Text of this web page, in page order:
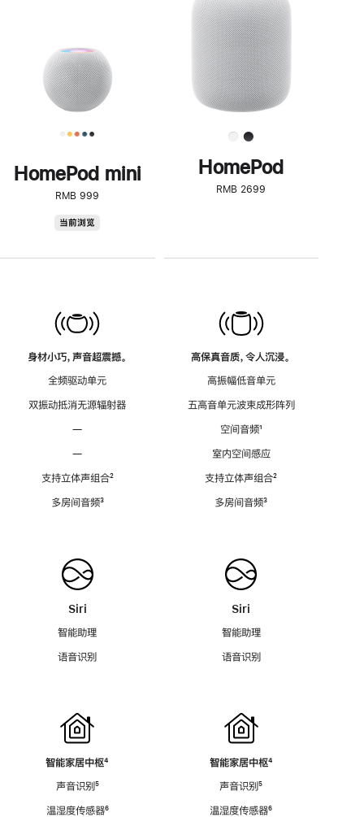
HomePod mini
RMB 999
当前浏览
身材小巧，声音超震撼。
全频驱动单元
双振动抵消无源辐射器
—
—
支持立体声组合脚
²
多房间音频脚
³
Siri
智能助理
语音识别
智能家居中枢脚
⁴
声音识别脚
⁵
温湿度传感器脚
⁶
了
解
HomePod<
HomePod
RMB 2699
高保真音质，令人沉浸。
高振幅低音单元
五高音单元波束成形阵列
空间音频脚
¹
室内空间感应
支持立体声组合脚
²
多房间音频脚
³
Siri
智能助理
语音识别
智能家居中枢脚
⁴
声音识别脚
⁵
温湿度传感器脚
⁶